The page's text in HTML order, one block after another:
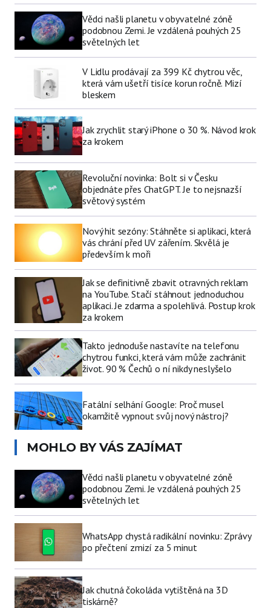
Vědci našli planetu v obyvatelné zóně
podobnou Zemi. Je vzdálená pouhých 25
světelných let
V Lidlu prodávají za 399 Kč chytrou věc,
která vám ušetří tisíce korun ročně. Mizí
bleskem
Jak zrychlit starý iPhone o 30 %. Návod krok
za krokem
Revoluční novinka: Bolt si v Česku
objednáte přes ChatGPT. Je to nejsnazší
světový systém
Nový hit sezóny: Stáhněte si aplikaci, která
vás chrání před UV zářením. Skvělá je
především k moři
Jak se definitivně zbavit otravných reklam
na YouTube. Stačí stáhnout jednoduchou
aplikaci. Je zdarma a spolehlivá. Postup krok
za krokem
Takto jednoduše nastavíte na telefonu
chytrou funkci, která vám může zachránit
život. 90 % Čechů o ní nikdy neslyšelo
Fatální selhání Google: Proč musel
okamžitě vypnout svůj nový nástroj?
MOHLO BY VÁS ZAJÍMAT
Vědci našli planetu v obyvatelné zóně
podobnou Zemi. Je vzdálená pouhých 25
světelných let
WhatsApp chystá radikální novinku: Zprávy
po přečtení zmizí za 5 minut
Jak chutná čokoláda vytištěná na 3D
tiskárně?